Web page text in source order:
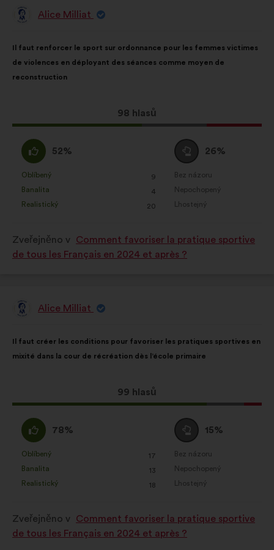
Návrh: Alice Milliat
návrhu:
Il faut renforcer le sport sur ordonnance pour les femmes victimes
de violences en déployant des séances comme moyen de
reconstruction
Tento
návrh
98 hlasů
distribucí:
Souhlasím
:
52%
Oblíbený
: 9
krát
Banalita
: 4
krát
Realistický
: 20
krát
Neutrální
hlas
:
26%
Bez názoru
:krát
Nepochopený
:krát
Lhostejný
:krát
Zveřejněno v
Comment favoriser la pratique sportive
de tous les Français en 2024 et après ?
Návrh: Alice Milliat
návrhu:
Il faut créer les conditions pour favoriser les pratiques sportives en
mixité dans la cour de récréation dès l’école primaire
Tento
návrh
99 hlasů
distribucí:
Souhlasím
:
78%
Oblíbený
: 17
krát
Banalita
: 13
krát
Realistický
: 18
krát
Neutrální
hlas
:
15%
Bez názoru
:krát
Nepochopený
:krát
Lhostejný
:krát
Zveřejněno v
Comment favoriser la pratique sportive
de tous les Français en 2024 et après ?